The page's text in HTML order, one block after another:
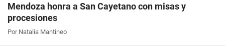
Mendoza honra a San Cayetano con misas y
procesiones
Por Natalia Mantineo